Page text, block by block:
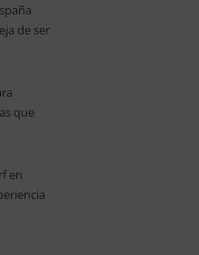
de ser
que
en